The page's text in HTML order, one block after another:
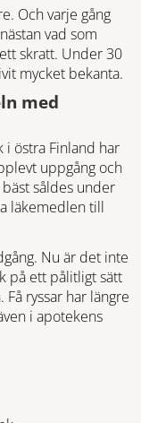
Och varje gång
vad som
skratt. Under 30
mycket bekanta.
med
i östra Finland har
uppgång och
såldes under
läkemedlen till
Nu är det inte
på ett pålitligt sätt
ryssar har längre
i apotekens